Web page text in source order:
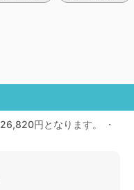
円となります。 ・